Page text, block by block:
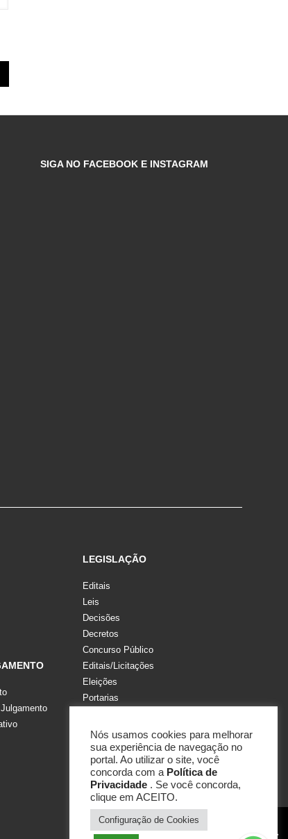
SIGA NO FACEBOOK E INSTAGRAM
LEGISLAÇÃO
Editais
Leis
Decisões
Decretos
Concurso Público
Editais/Licitações
Eleições
Portarias
Resoluções
Nós usamos cookies para melhorar
sua experiência de navegação no
portal. Ao utilizar o site, você
concorda com a Política de
Privacidade . Se você concorda,
clique em ACEITO.
Configuração de Cookies